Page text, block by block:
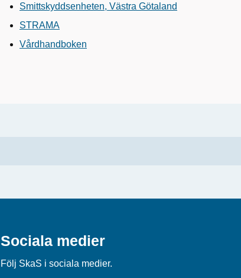
Smittskyddsenheten, Västra Götaland
STRAMA
Vårdhandboken
Sociala medier
Följ SkaS i sociala medier.